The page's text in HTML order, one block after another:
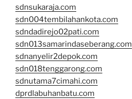
sdnsukaraja.com
sdn004tembilahankota.com
sdndadirejo02pati.com
sdn013samarindaseberang.com
sdnanyelir2depok.com
sdn018tenggarong.com
sdnutama7cimahi.com
dprdlabuhanbatu.com